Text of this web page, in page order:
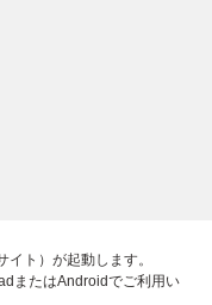
ト）が起動します。
またはAndroidでご利用い